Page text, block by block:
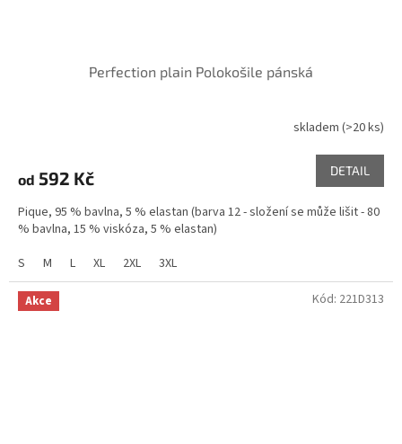
Perfection plain Polokošile pánská
skladem (>20 ks)
od 592 Kč DETAIL
Pique, 95 % bavlna, 5 % elastan (barva 12 - složení se může lišit - 80
% bavlna, 15 % viskóza, 5 % elastan)
S
M L XL 2XL 3XL
Akce Kód: 221D313